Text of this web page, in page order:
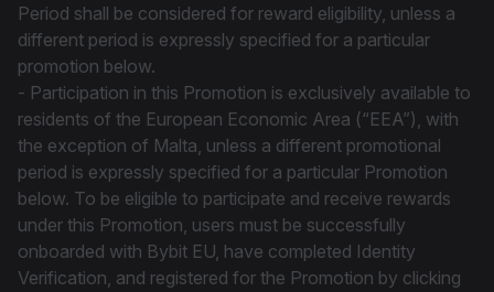
Period shall be considered for reward eligibility, unless a
different period is expressly specified for a particular
promotion below.
- Participation in this Promotion is exclusively available to
residents of the European Economic Area (“EEA”), with
the exception of Malta, unless a different promotional
period is expressly specified for a particular Promotion
below. To be eligible to participate and receive rewards
under this Promotion, users must be successfully
onboarded with Bybit EU, have completed Identity
Verification, and registered for the Promotion by clicking